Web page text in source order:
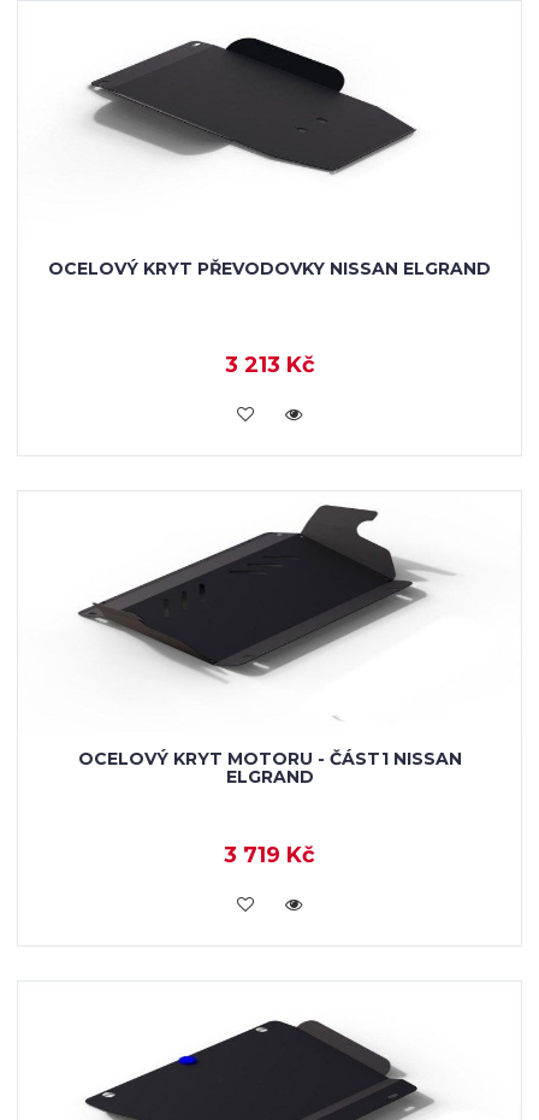
OCELOVÝ KRYT PŘEVODOVKY NISSAN ELGRAND
3 213 Kč
KOUPIT
OCELOVÝ KRYT MOTORU - ČÁST1 NISSAN
ELGRAND
3 719 Kč
KOUPIT